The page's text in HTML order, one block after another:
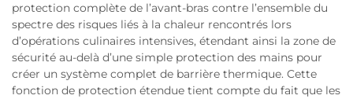
protection complète de l’avant-bras contre l’ensemble du
spectre des risques liés à la chaleur rencontrés lors
d’opérations culinaires intensives, étendant ainsi la zone de
sécurité au-delà d’une simple protection des mains pour
créer un système complet de barrière thermique. Cette
fonction de protection étendue tient compte du fait que les